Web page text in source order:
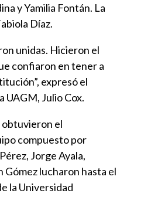
y Yamilia Fontán. La
Díaz.
unidas. Hicieron el
confiaron en tener a
expresó el
UAGM, Julio Cox.
obtuvieron el
compuesto por
Jorge Ayala,
Gómez lucharon hasta el
la Universidad